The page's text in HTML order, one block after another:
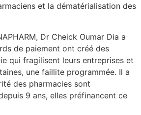
et la dématérialisation des
Dr Cheick Oumar Dia a
de paiement ont créé des
qui fragilisent leurs entreprises et
une faillite programmée. Il a
des pharmacies sont
9 ans, elles préfinancent ce